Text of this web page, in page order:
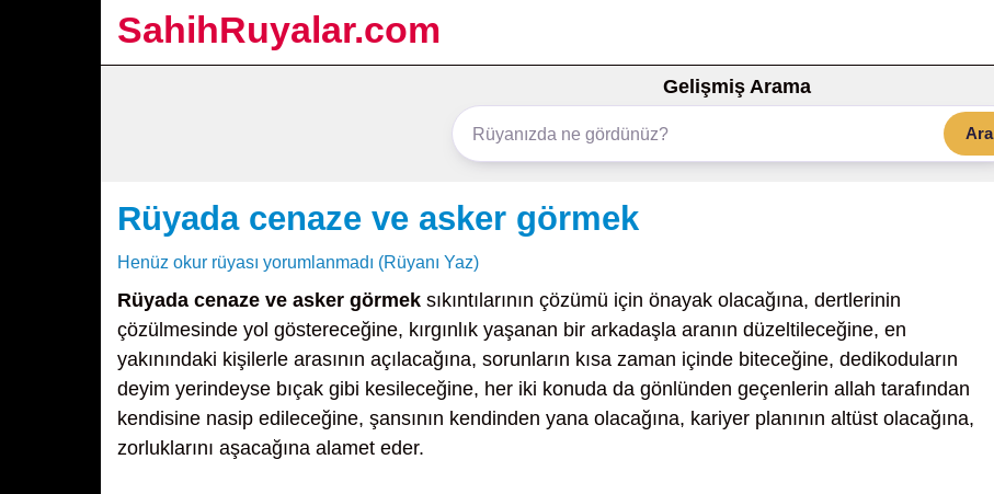
SahihRuyalar.com
Gelişmiş Arama
Ara
Rüyada cenaze ve asker görmek
Henüz okur rüyası yorumlanmadı (Rüyanı Yaz)
Rüyada cenaze ve asker görmek sıkıntılarının çözümü için önayak olacağına, dertlerinin
çözülmesinde yol göstereceğine, kırgınlık yaşanan bir arkadaşla aranın düzeltileceğine, en
yakınındaki kişilerle arasının açılacağına, sorunların kısa zaman içinde biteceğine, dedikoduların
deyim yerindeyse bıçak gibi kesileceğine, her iki konuda da gönlünden geçenlerin allah tarafından
kendisine nasip edileceğine, şansının kendinden yana olacağına, kariyer planının altüst olacağına,
zorluklarını aşacağına alamet eder.